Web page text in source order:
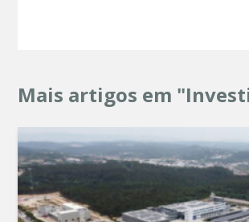
Mais artigos em